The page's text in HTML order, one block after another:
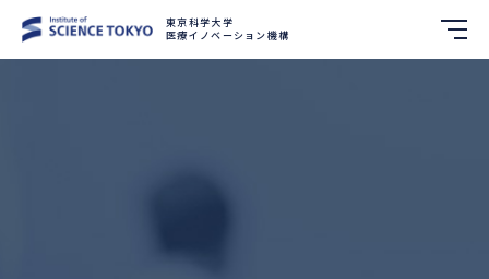
東京科学大学
医療イノベーション機構